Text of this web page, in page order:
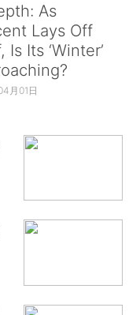
As
Lays Off
Is Its ‘Winter’
月01日